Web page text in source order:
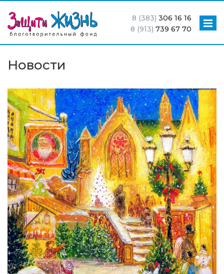
8 (383) 306 16 16
8 (913) 739 67 70
Новости